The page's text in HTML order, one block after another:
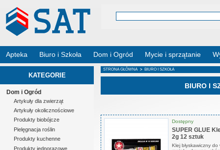
Apteka Biuro i Szkoła Dom i Ogród Mycie i sprzątanie
KATEGORIE
Dom i Ogród
Artykuły dla zwierząt
Artykuły okolicznościowe
Produkty biobójcze
Pielęgnacja roślin
Produkty kuchenne
Produkty jednorazowe
STRONA GŁÓWNA > BIURO I SZKOŁA
BIURO I
Dostępny
SUPER GLUE
2g 12 sztuk
Klej błyskawiczny